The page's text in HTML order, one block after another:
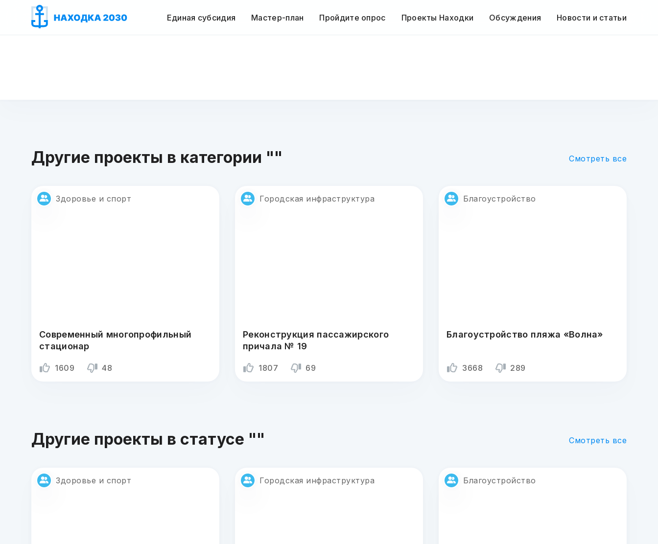
Единая субсидия Мастер-план Пройдите опрос Проекты Находки Обсуждения Новости и статьи
Другие проекты в категории "" Смотреть все
Здоровье и спорт
Современный многопрофильный
стационар
1609 48
Городская инфраструктура
Реконструкция пассажирского
причала № 19
1807 69
Благоустройство
Благоустройство пляжа «Волна»
3668 289
Другие проекты в статусе "" Смотреть все
Здоровье и спорт Городская инфраструктура Благоустройство